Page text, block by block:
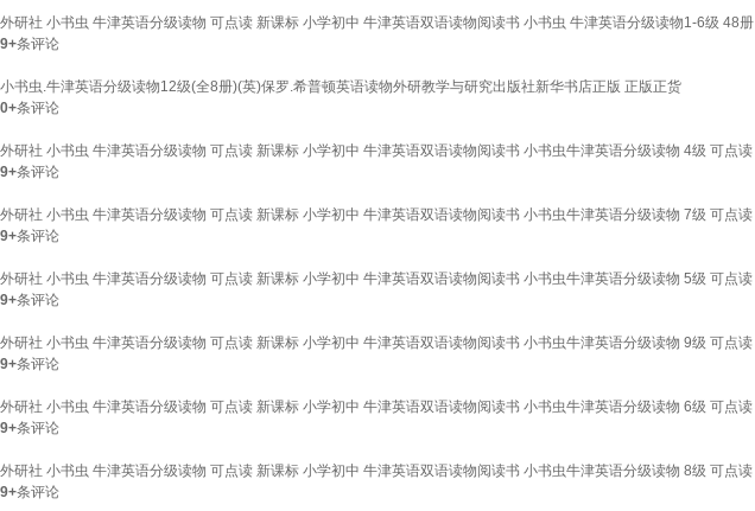
外研社 小书虫 牛津英语分级读物 可点读 新课标 小学初中 牛津英语双语读物阅读书 小书虫 牛津英语分级读物1-6级 48册
9+条评论
小书虫.牛津英语分级读物12级(全8册)(英)保罗.希普顿英语读物外研教学与研究出版社新华书店正版 正版正货
0+条评论
外研社 小书虫 牛津英语分级读物 可点读 新课标 小学初中 牛津英语双语读物阅读书 小书虫牛津英语分级读物 4级 可点读
9+条评论
外研社 小书虫 牛津英语分级读物 可点读 新课标 小学初中 牛津英语双语读物阅读书 小书虫牛津英语分级读物 7级 可点读
9+条评论
外研社 小书虫 牛津英语分级读物 可点读 新课标 小学初中 牛津英语双语读物阅读书 小书虫牛津英语分级读物 5级 可点读
9+条评论
外研社 小书虫 牛津英语分级读物 可点读 新课标 小学初中 牛津英语双语读物阅读书 小书虫牛津英语分级读物 9级 可点读
9+条评论
外研社 小书虫 牛津英语分级读物 可点读 新课标 小学初中 牛津英语双语读物阅读书 小书虫牛津英语分级读物 6级 可点读
9+条评论
外研社 小书虫 牛津英语分级读物 可点读 新课标 小学初中 牛津英语双语读物阅读书 小书虫牛津英语分级读物 8级 可点读
9+条评论